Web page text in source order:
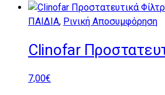
ΠΑΙΔΙΑ, Ρινική Αποσυμφόρηση
Clinofar
7,00€